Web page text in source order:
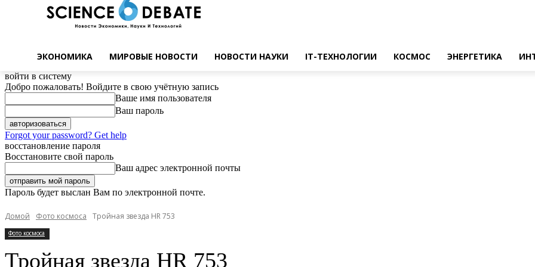
ЭКОНОМИКА МИРОВЫЕ НОВОСТИ НОВОСТИ НАУКИ IT-ТЕХНОЛОГИИ КОСМОС ЭНЕРГЕТИКА
войти в систему
Добро пожаловать! Войдите в свою учётную запись
Ваше имя пользователя
Ваш пароль
Forgot your password? Get help
восстановление пароля
Восстановите свой пароль
Ваш адрес электронной почты
Пароль будет выслан Вам по электронной почте.
Домой Фото космоса Тройная звезда HR 753
Фото космоса
Тройная звезда HR 753